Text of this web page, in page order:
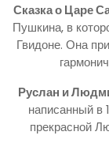
Сказка о Царе
Пушкина, в
Гвидоне. Она
Руслан и
написанный в
прекрасной